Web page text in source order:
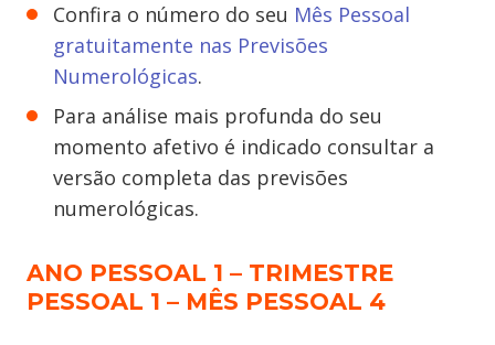
Confira o número do seu Mês Pessoal
gratuitamente nas Previsões
Numerológicas.
Para análise mais profunda do seu
momento afetivo é indicado consultar a
versão completa das previsões
numerológicas.
ANO PESSOAL 1 – TRIMESTRE
PESSOAL 1 – MÊS PESSOAL 4